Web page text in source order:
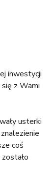
inwestycji
z Wami
usterki
coś